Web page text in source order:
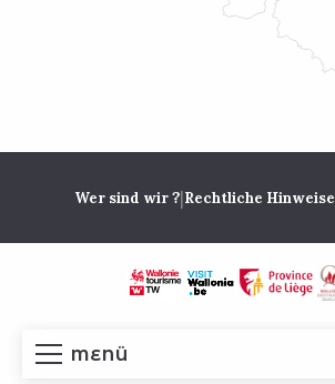
MENÜ
Wer sind wir ?|Rechtliche Hinweise